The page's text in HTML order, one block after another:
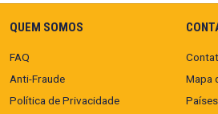
QUEM SOMOS
FAQ
Anti-Fraude
Política de Privacidade
Mapa
Países